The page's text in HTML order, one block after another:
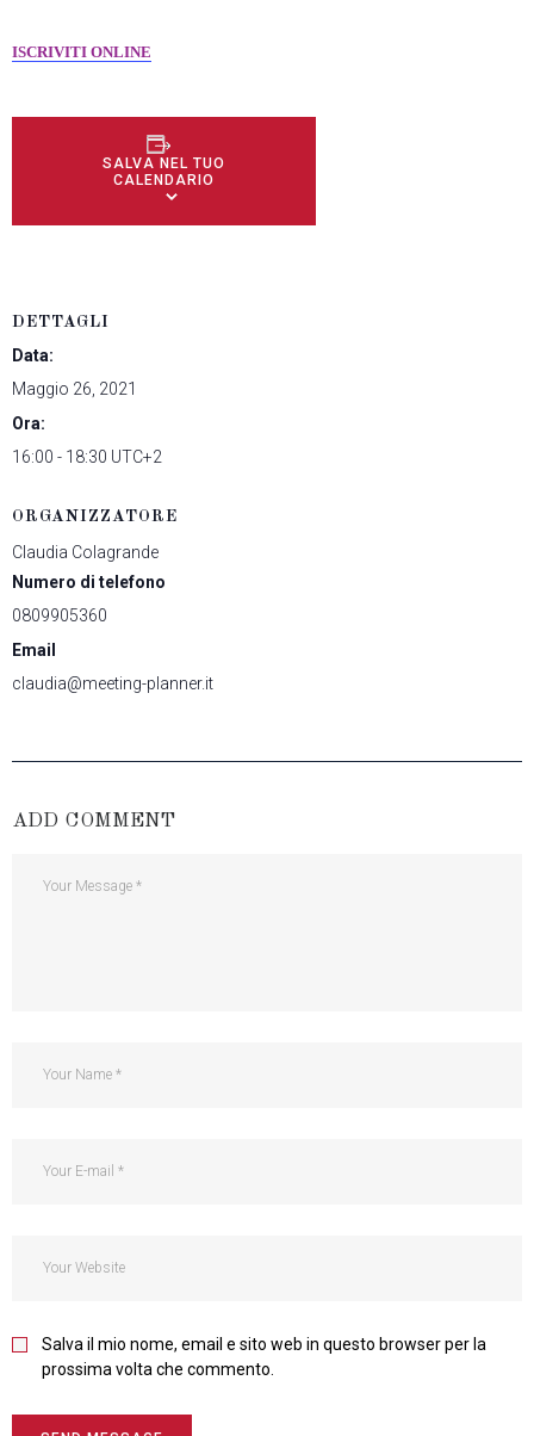
ISCRIVITI ONLINE
SALVA NEL TUO
CALENDARIO
DETTAGLI
Data:
Maggio 26, 2021
Ora:
16:00 - 18:30 UTC+2
ORGANIZZATORE
Claudia Colagrande
Numero di telefono
0809905360
Email
claudia@meeting-planner.it
ADD COMMENT
Salva il mio nome, email e sito web in questo browser per la
prossima volta che commento.